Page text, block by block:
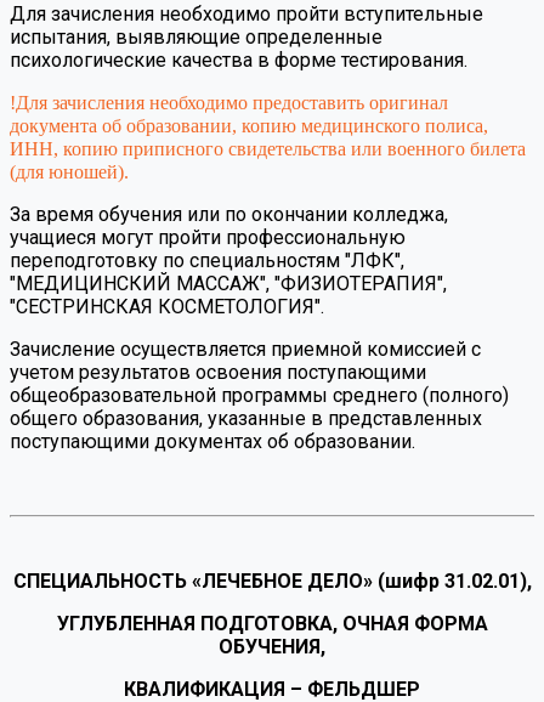
Для зачисления необходимо пройти вступительные
испытания, выявляющие определенные
психологические качества в форме тестирования.
!Для зачисления необходимо предоставить оригинал
документа об образовании, копию медицинского полиса,
ИНН, копию приписного свидетельства или военного билета
(для юношей).
За время обучения или по окончании колледжа,
учащиеся могут пройти профессиональную
переподготовку по специальностям "ЛФК",
"МЕДИЦИНСКИЙ МАССАЖ", "ФИЗИОТЕРАПИЯ",
"СЕСТРИНСКАЯ КОСМЕТОЛОГИЯ".
Зачисление осуществляется приемной комиссией с
учетом результатов освоения поступающими
общеобразовательной программы среднего (полного)
общего образования, указанные в представленных
поступающими документах об образовании.
СПЕЦИАЛЬНОСТЬ «ЛЕЧЕБНОЕ ДЕЛО» (шифр 31.02.01),
УГЛУБЛЕННАЯ ПОДГОТОВКА, ОЧНАЯ ФОРМА
ОБУЧЕНИЯ,
КВАЛИФИКАЦИЯ – ФЕЛЬДШЕР